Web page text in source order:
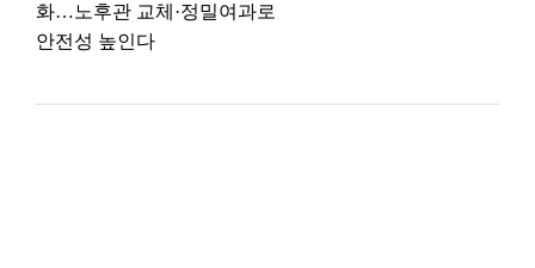
화…노후관 교체·정밀여과로
안전성 높인다